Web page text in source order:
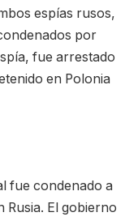
espías rusos,
por
fue arrestado
en Polonia
fue condenado a
Rusia. El gobierno